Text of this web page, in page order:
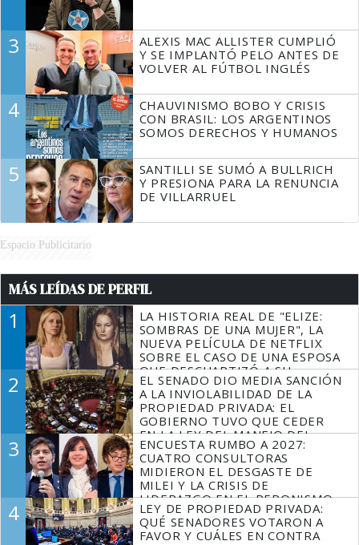
3
ALEXIS MAC ALLISTER CUMPLIÓ
Y SE IMPLANTÓ PELO ANTES DE
VOLVER AL FÚTBOL INGLÉS
4
CHAUVINISMO BOBO Y CRISIS
CON BRASIL: LOS ARGENTINOS
SOMOS DERECHOS Y HUMANOS
5
SANTILLI SE SUMÓ A BULLRICH
Y PRESIONA PARA LA RENUNCIA
DE VILLARRUEL
Espacio Publicitario
MÁS LEÍDAS DE PERFIL
1
LA HISTORIA REAL DE "ELIZE:
SOMBRAS DE UNA MUJER", LA
NUEVA PELÍCULA DE NETFLIX
SOBRE EL CASO DE UNA ESPOSA
QUE DESCUARTIZÓ A SU
MARIDO
2
EL SENADO DIO MEDIA SANCIÓN
A LA INVIOLABILIDAD DE LA
PROPIEDAD PRIVADA: EL
GOBIERNO TUVO QUE CEDER
EN LA LEY DEL MANEJO DEL
FUEGO
3
ENCUESTA RUMBO A 2027:
CUATRO CONSULTORAS
MIDIERON EL DESGASTE DE
MILEI Y LA CRISIS DE
LIDERAZGO EN EL PERONISMO
4
LEY DE PROPIEDAD PRIVADA:
QUÉ SENADORES VOTARON A
FAVOR Y CUÁLES EN CONTRA